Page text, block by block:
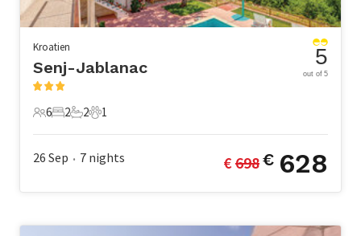
Kroatien
Senj-Jablanac
6 Gäste
6
2 Schlafzimmer
2
2 Badezimmer
2
1 Haustier
1
5
out of 5
26 Sep • 7 nights € 698€ 628